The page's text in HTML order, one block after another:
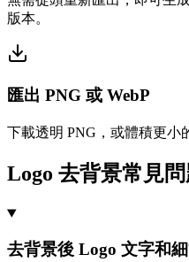
版本。
匯出 PNG 或 WebP
下載透明 PNG，或體積更小
Logo 去背景常見
去背景後 Logo 文字和